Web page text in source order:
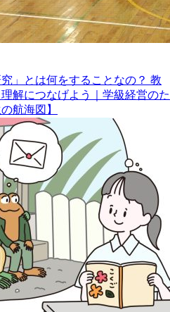
」とは何をすることなの？ 教
解につなげよう｜学級経営のた
航海図】